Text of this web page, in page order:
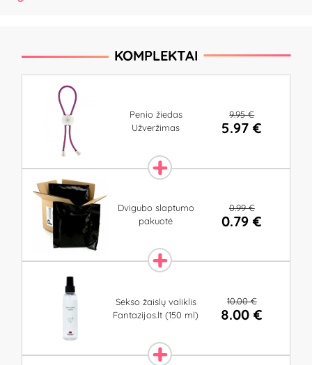
KOMPLEKTAI
Penio žiedas
Užveržimas
9.95 €
5.97 €
Dvigubo slaptumo
pakuotė
0.99 €
0.79 €
Sekso žaislų valiklis
Fantazijos.lt (150 ml)
10.00 €
8.00 €